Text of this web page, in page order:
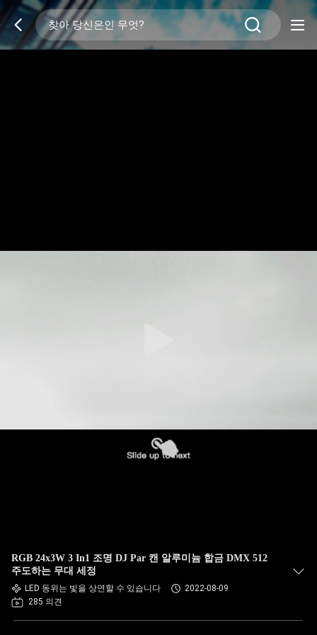
RGB 24x3W 3 In1 조명 DJ Par 캔 알루미늄 합금 DMX 512
주도하는 무대 세정
LED 동위는 빛을 상연할 수 있습니다
2022-08-09
285 의견